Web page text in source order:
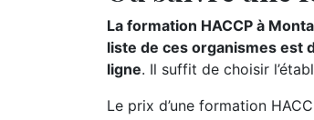
La formation HACCP à
liste de ces organismes est
ligne. Il suffit de choisir
Le prix d’une formation